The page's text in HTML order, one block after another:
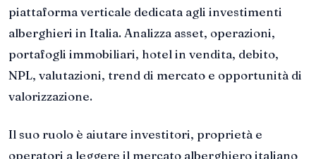
piattaforma verticale dedicata agli investimenti
alberghieri in Italia. Analizza asset, operazioni,
portafogli immobiliari, hotel in vendita, debito,
NPL, valutazioni, trend di mercato e opportunità di
valorizzazione.
Il suo ruolo è aiutare investitori, proprietà e
operatori a leggere il mercato alberghiero italiano